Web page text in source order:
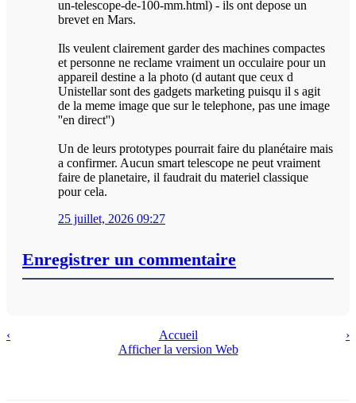
un-telescope-de-100-mm.html) - ils ont depose un
brevet en Mars.
Ils veulent clairement garder des machines compactes
et personne ne reclame vraiment un occulaire pour un
appareil destine a la photo (d autant que ceux d
Unistellar sont des gadgets marketing puisqu il s agit
de la meme image que sur le telephone, pas une image
''en direct'')
Un de leurs prototypes pourrait faire du planétaire mais
a confirmer. Aucun smart telescope ne peut vraiment
faire de planetaire, il faudrait du materiel classique
pour cela.
25 juillet, 2026 09:27
Enregistrer un commentaire
‹ ›
Accueil
Afficher la version Web